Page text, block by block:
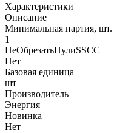
Характеристики
Описание
Минимальная партия, шт.
1
НеОбрезатьНулиSSCC
Нет
Базовая единица
шт
Производитель
Энергия
Новинка
Нет